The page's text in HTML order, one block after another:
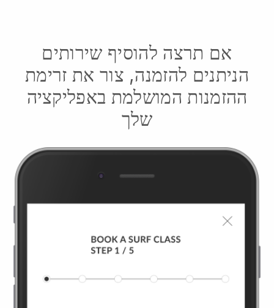
אם תרצה להוסיף שירותים
הניתנים להזמנה, צור את זרימת
ההזמנות המושלמת באפליקציה
שלך